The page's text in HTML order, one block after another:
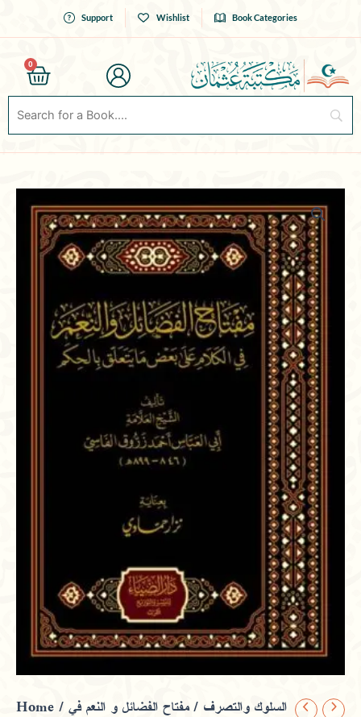
Support Wishlist Book Categories
0
Cart
Home / السلوك والتصرف / مفتاح الفضائل و النعم في